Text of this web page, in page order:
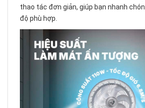
thao tác đơn giản, giúp bạn nhanh
độ phù hợp.